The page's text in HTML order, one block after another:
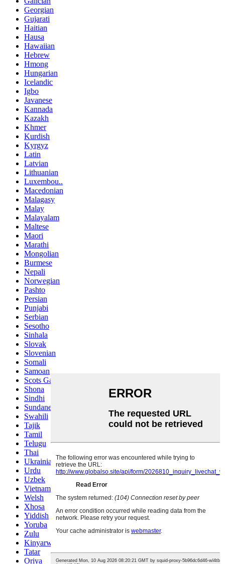
Georgian
Gujarati
Haitian
Hausa
Hawaiian
Hebrew
Hmong
Hungarian
Icelandic
Igbo
Javanese
Kannada
Kazakh
Khmer
Kurdish
Kyrgyz
Latin
Latvian
Lithuanian
Luxembou..
Macedonian
Malagasy
Malay
Malayalam
Maltese
Maori
Marathi
Mongolian
Burmese
Nepali
Norwegian
Pashto
Persian
Punjabi
Serbian
Sesotho
Sinhala
Slovak
Slovenian
Somali
Samoan
Scots Gaelic
Shona
Sindhi
Sundanese
Swahili
Tajik
Tamil
Telugu
Thai
Ukrainian
Urdu
Uzbek
Vietnamese
Welsh
Xhosa
Yiddish
Yoruba
Zulu
Kinyarwanda
Tatar
Oriya